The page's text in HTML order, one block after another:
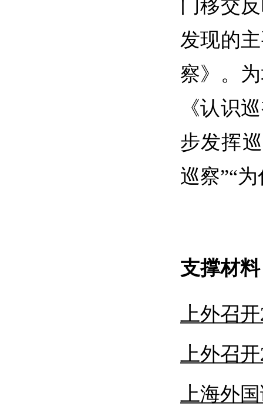
门移交
发现的
察》。
《认识
步发挥
巡察”“
支撑材
上外召开
上外召开
上海外